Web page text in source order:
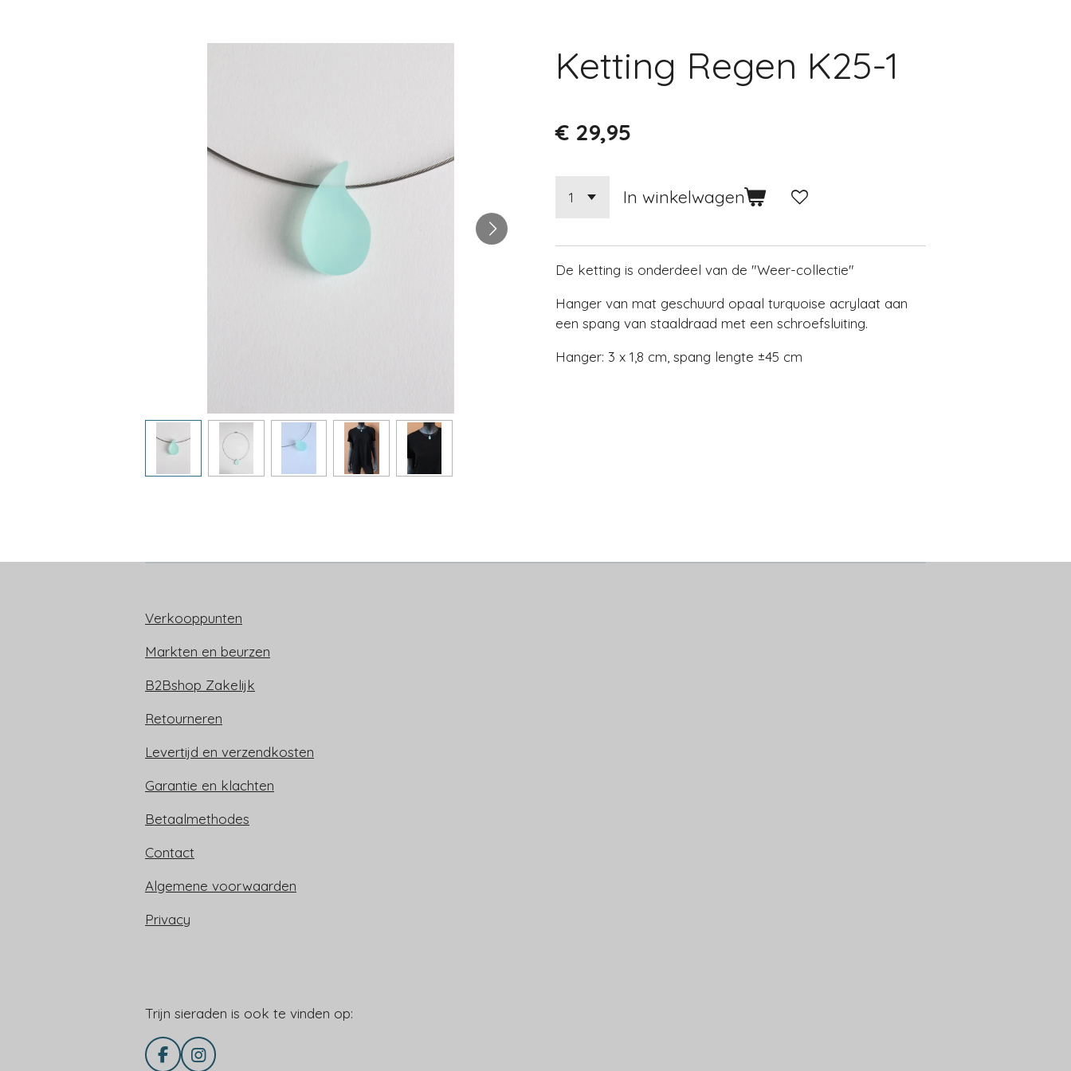
Ketting Regen K25-1
€ 29,95
In winkelwagen
De ketting is onderdeel van de "Weer-collectie"
Hanger van mat geschuurd opaal turquoise acrylaat aan
een spang van staaldraad met een schroefsluiting.
Hanger: 3 x 1,8 cm, spang lengte ±45 cm
Verkooppunten
Markten en beurzen
B2Bshop Zakelijk
Retourneren
Levertijd en verzendkosten
Garantie en klachten
Betaalmethodes
Contact
Algemene voorwaarden
Privacy
Trijn sieraden is ook te vinden op:
F
I